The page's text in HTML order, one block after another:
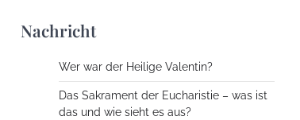
Nachricht
Wer war der Heilige Valentin?
Das Sakrament der Eucharistie – was ist
das und wie sieht es aus?